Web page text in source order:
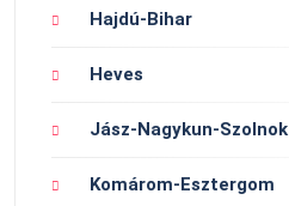
Hajdú-Bihar
Heves
Jász-Nagykun-Szolnok
Komárom-Esztergom